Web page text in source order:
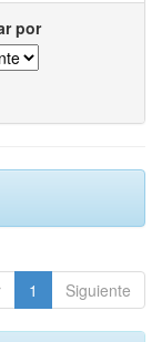
por
1 Siguiente